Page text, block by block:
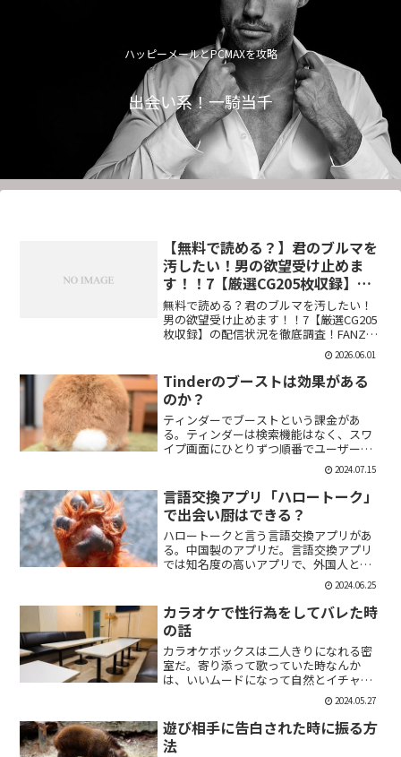
ハッピーメールとPCMAXを攻略
出会い系！一騎当千
【無料で読める？】君のブルマを
汚したい！男の欲望受け止めま
す！！7【厳選CG205枚収録】
【虚構クラブ】
無料で読める？君のブルマを汚したい！
男の欲望受け止めます！！7【厳選CG205
枚収録】の配信状況を徹底調査！FANZA
での販売形式やサンプル視聴、レビュー
評価もまとめています。今すぐチェッ
ク！【d_544876】
2026.06.01
Tinderのブーストは効果がある
のか？
ティンダーでブーストという課金があ
る。ティンダーは検索機能はなく、スワ
イプ画面にひとりずつ順番でユーザーが
表示される。その順番を優先して表示す
ることができる課金がブーストだ。ブー
スト1つ消費で30分間、ブースト2つ消費
で2時間の優先表示がさ...
2024.07.15
言語交換アプリ「ハロートーク」
で出会い厨はできる？
ハロートークと言う言語交換アプリがあ
る。中国製のアプリだ。言語交換アプリ
では知名度の高いアプリで、外国人と知
り合いたい付き合いたいという人にも魅
力的には一見魅力的にうつる。外国人の
恋人欲しいよな。俺もエマワトソンと結
婚してえ。ではハロートー...
2024.06.25
カラオケで性行為をしてバレた時
の話
カラオケボックスは二人きりになれる密
室だ。寄り添って歌っていた時なんか
は、いいムードになって自然とイチャイ
チャしはじめてしまうこともある。俺も
よく出会い系で知り合った人とカラオケ
にいったりする。相手もその気だったり
するから、なんかいいムード...
2024.05.27
遊び相手に告白された時に振る方
法